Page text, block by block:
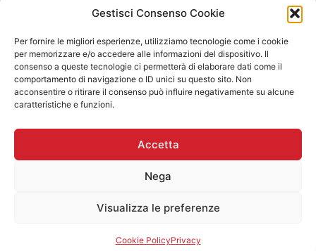
Gestisci Consenso Cookie
Per fornire le migliori esperienze, utilizziamo tecnologie come i cookie
per memorizzare e/o accedere alle informazioni del dispositivo. Il
consenso a queste tecnologie ci permetterà di elaborare dati come il
comportamento di navigazione o ID unici su questo sito. Non
acconsentire o ritirare il consenso può influire negativamente su alcune
caratteristiche e funzioni.
Accetta
Nega
Visualizza le preferenze
Cookie PolicyPrivacy
Dichiaro di aver letto e accettato le condizioni sullaprivacy
Invia
OBBLIGHI INFORMATIVI PER LE EROGAZIONI PUBBLICHE: GLI
AIUTI DI STATO E GLI AIUTI "DE MINIMIS" RICEVUTI
SONO CONTENUTI NEL REGISTRO NAZIONALE DEGLI AIUTI DI
CUI ALL'ART.52 DL. N. 234 DEL 2012
Partita IVA: IT01429130030 - T. +39 0322 97423